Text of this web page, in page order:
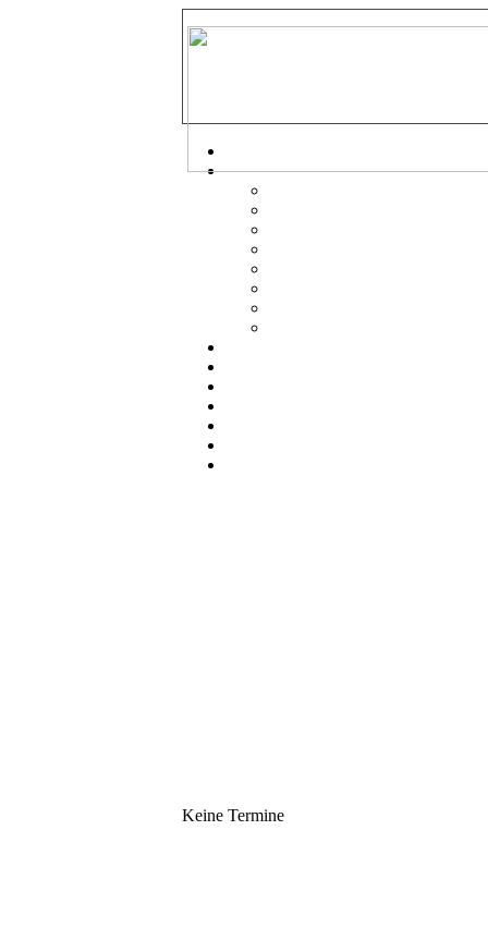
Keine Termine